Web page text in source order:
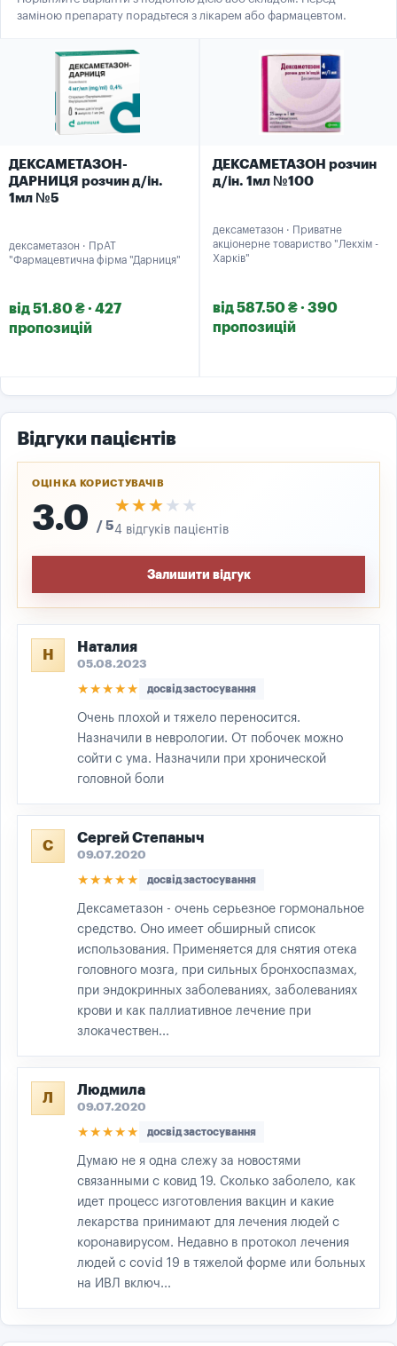
заміною препарату порадьтеся з лікарем або фармацевтом.
ДЕКСАМЕТАЗОН-
ДАРНИЦЯ розчин д/ін.
1мл №5
дексаметазон · ПрАТ
"Фармацевтична фірма "Дарниця"
від 51.80 ₴ · 427
пропозицій
ДЕКСАМЕТАЗОН розчин
д/ін. 1мл №100
дексаметазон · Приватне
акціонерне товариство "Лекхім -
Харків"
від 587.50 ₴ · 390
пропозицій
Відгуки пацієнтів
ОЦІНКА КОРИСТУВАЧІВ
3.0 / 5
★★★★★
★★★★★
4 відгуків пацієнтів
Залишити відгук
Н
Наталия
05.08.2023
★★★★★ досвід застосування
Очень плохой и тяжело переносится.
Назначили в неврологии. От побочек можно
сойти с ума. Назначили при хронической
головной боли
С
Сергей Степаныч
09.07.2020
★★★★★ досвід застосування
Дексаметазон - очень серьезное гормональное
средство. Оно имеет обширный список
использования. Применяется для снятия отека
головного мозга, при сильных бронхоспазмах,
при эндокринных заболеваниях, заболеваниях
крови и как паллиативное лечение при
злокачествен...
Л
Людмила
09.07.2020
★★★★★ досвід застосування
Думаю не я одна слежу за новостями
связанными с ковид 19. Сколько заболело, как
идет процесс изготовления вакцин и какие
лекарства принимают для лечения людей с
коронавирусом. Недавно в протокол лечения
людей с covid 19 в тяжелой форме или больных
на ИВЛ включ...